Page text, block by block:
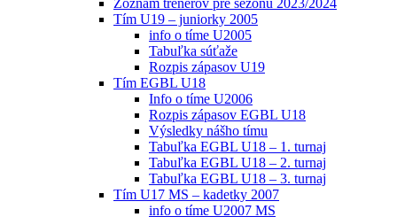
Tím U19 – juniorky 2005
info o tíme U2005
Tabuľka súťaže
Rozpis zápasov U19
Tím EGBL U18
Info o tíme U2006
Rozpis zápasov EGBL U18
Výsledky nášho tímu
Tabuľka EGBL U18 – 1. turnaj
Tabuľka EGBL U18 – 2. turnaj
Tabuľka EGBL U18 – 3. turnaj
Tím U17 MS – kadetky 2007
info o tíme U2007 MS